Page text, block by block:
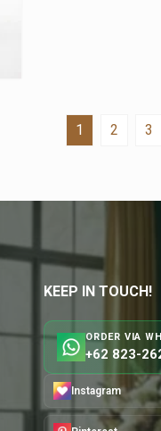
1 2 3
KEEP IN TOUCH!
ORDER VIA
+62 823-
Instagram